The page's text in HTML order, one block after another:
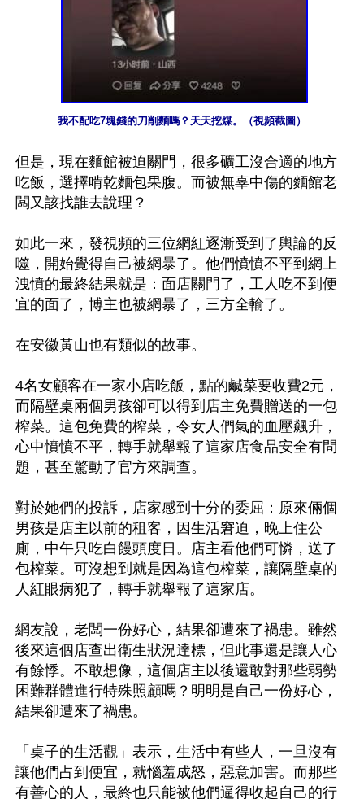
我不配吃7塊錢的刀削麵嗎？天天挖煤。（視頻截圖）
但是，現在麵館被迫關門，很多礦工沒合適的地方
吃飯，選擇啃乾麵包果腹。而被無辜中傷的麵館老
闆又該找誰去說理？
如此一來，發視頻的三位網紅逐漸受到了輿論的反
噬，開始覺得自己被網暴了。他們憤憤不平到網上
洩憤的最終結果就是：面店關門了，工人吃不到便
宜的面了，博主也被網暴了，三方全輸了。
在安徽黃山也有類似的故事。
4名女顧客在一家小店吃飯，點的鹹菜要收費2元，
而隔壁桌兩個男孩卻可以得到店主免費贈送的一包
榨菜。這包免費的榨菜，令女人們氣的血壓飆升，
心中憤憤不平，轉手就舉報了這家店食品安全有問
題，甚至驚動了官方來調查。
對於她們的投訴，店家感到十分的委屈：原來倆個
男孩是店主以前的租客，因生活窘迫，晚上住公
廁，中午只吃白饅頭度日。店主看他們可憐，送了
包榨菜。可沒想到就是因為這包榨菜，讓隔壁桌的
人紅眼病犯了，轉手就舉報了這家店。
網友說，老闆一份好心，結果卻遭來了禍患。雖然
後來這個店查出衛生狀況達標，但此事還是讓人心
有餘悸。不敢想像，這個店主以後還敢對那些弱勢
困難群體進行特殊照顧嗎？明明是自己一份好心，
結果卻遭來了禍患。
「桌子的生活觀」表示，生活中有些人，一旦沒有
讓他們占到便宜，就惱羞成怒，惡意加害。而那些
有善心的人，最終也只能被他們逼得收起自己的行